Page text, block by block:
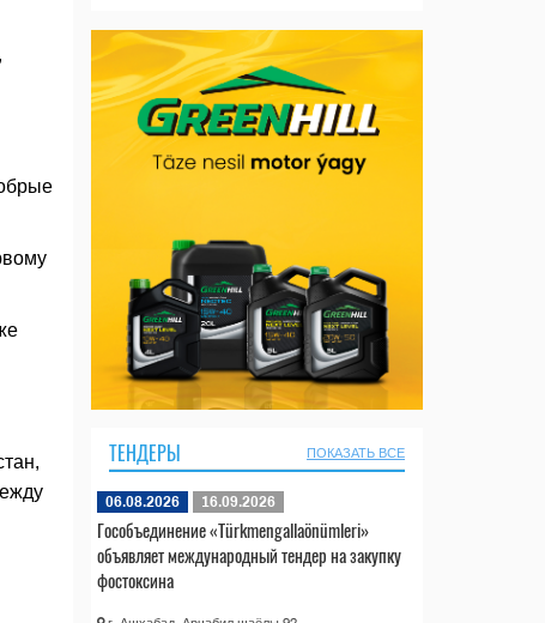
ТЕНДЕРЫ ПОКАЗАТЬ ВСЕ
06.08.2026 16.09.2026
Гособъединение «Türkmengallaönümleri»
объявляет международный тендер на закупку
фостоксина